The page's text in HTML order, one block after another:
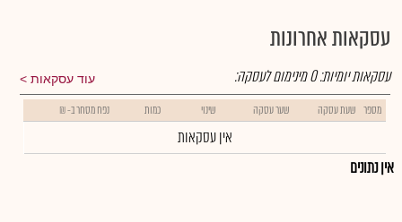
עסקאות אחרונות
עוד עסקאות עסקאות יומיות:0מינימום לעסקה:
מספר שעת עסקה שער עסקה שינוי כמות נפח מסחר ב- ₪
אין עסקאות
אין נתונים